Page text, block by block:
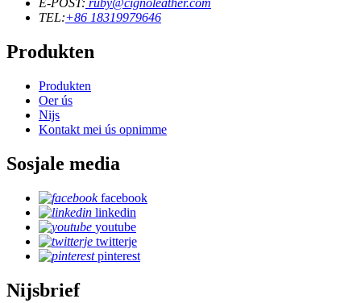
E-POST: ruby@cignoleather.com
TEL:+86 18319979646
Produkten
Produkten
Oer ús
Nijs
Kontakt mei ús opnimme
Sosjale media
facebook
linkedin
youtube
twitterje
pinterest
Nijsbrief